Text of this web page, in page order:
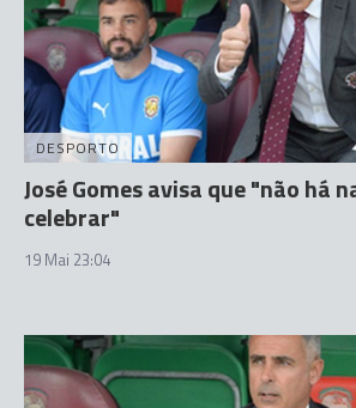
DESPORTO
José Gomes avisa que "não há
celebrar"
19 Mai 23:04